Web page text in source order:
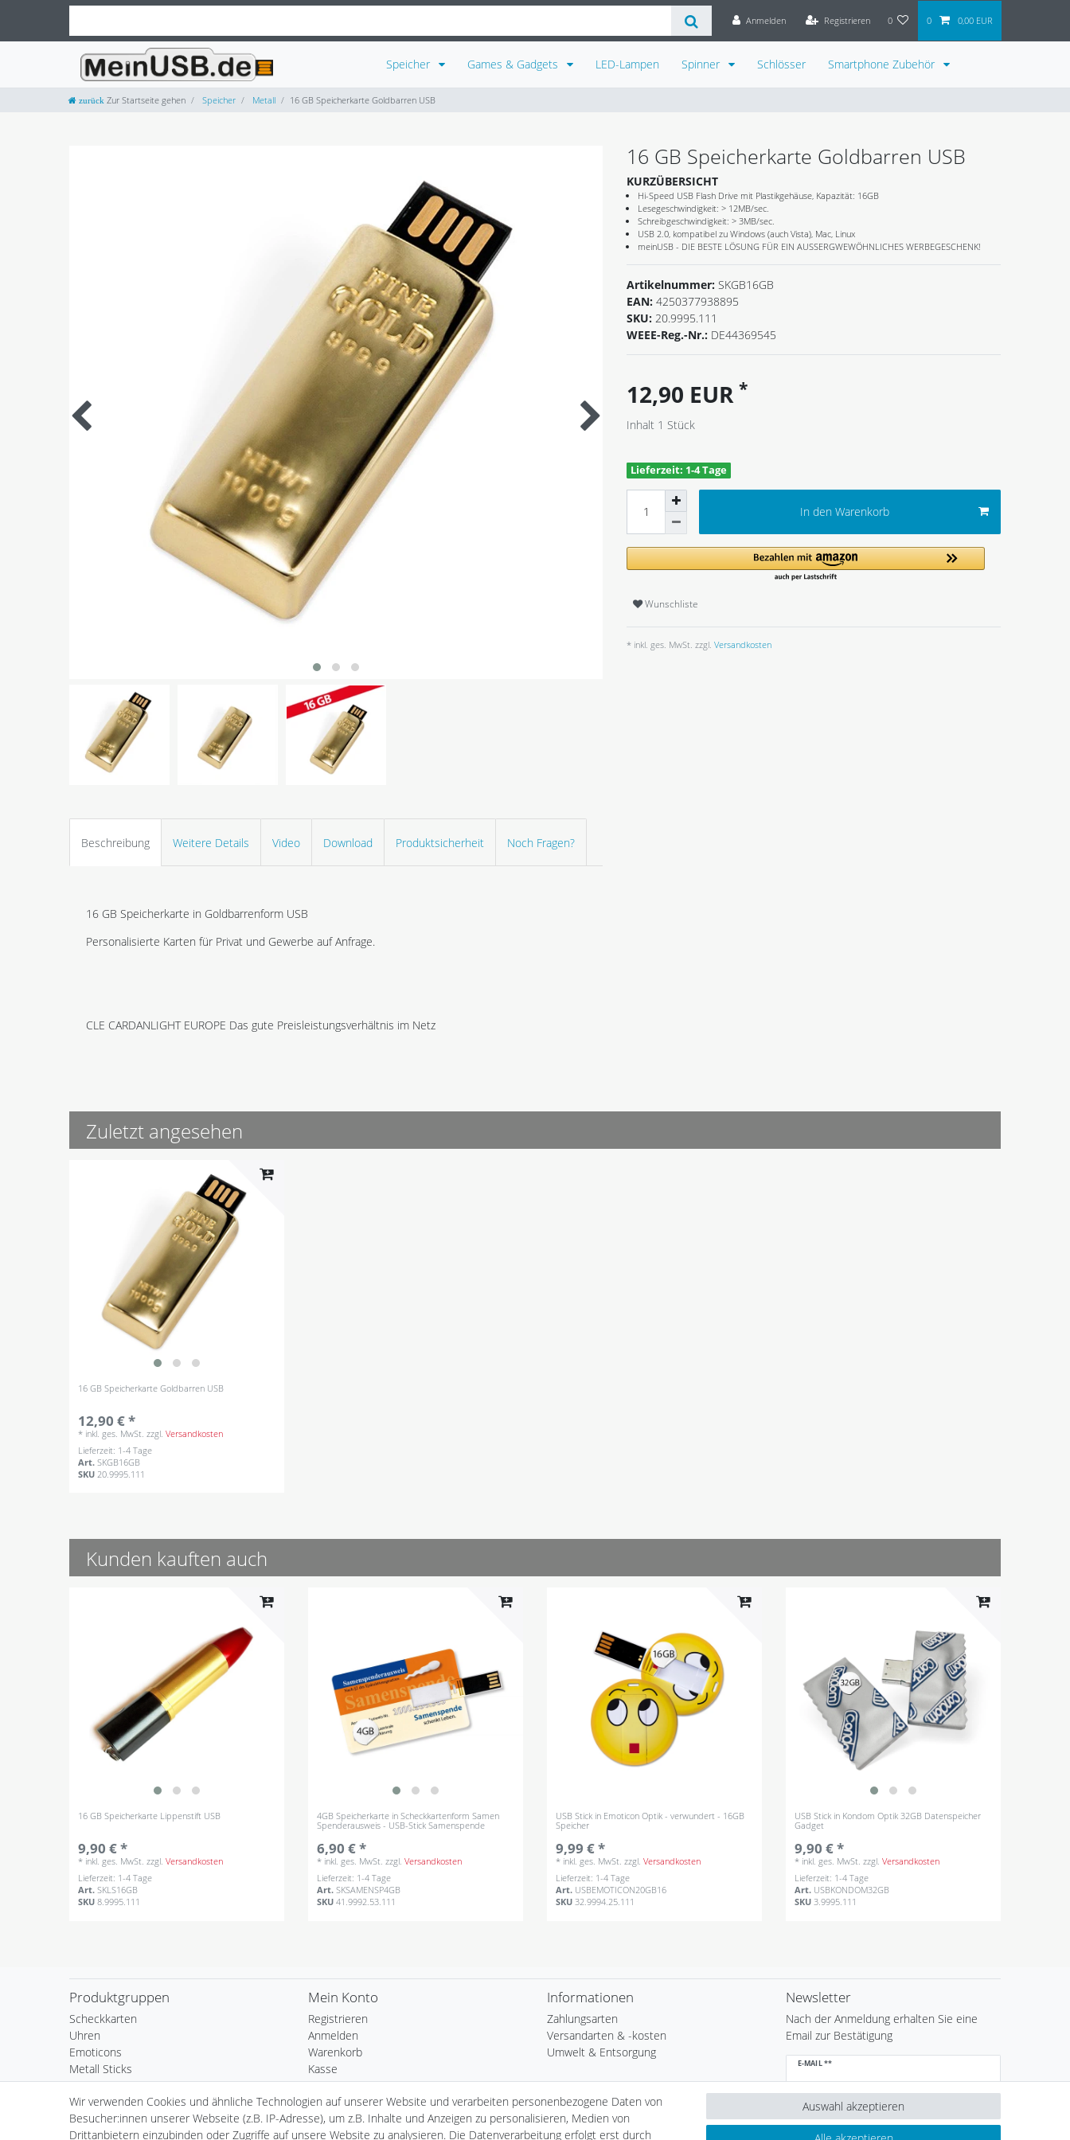
Anmelden Registrieren 0 0 0,00 EUR
Speicher Games & Gadgets LED-Lampen Spinner Schlösser Smartphone Zubehör
Zur Startseite gehen Speicher Metall 16 GB Speicherkarte Goldbarren USB
Beschreibung Weitere Details Video Download Produktsicherheit Noch Fragen?
16 GB Speicherkarte in Goldbarrenform USB
Personalisierte Karten für Privat und Gewerbe auf Anfrage.
CLE CARDANLIGHT EUROPE Das gute Preisleistungsverhältnis im Netz
16 GB Speicherkarte Goldbarren USB
KURZÜBERSICHT
Hi-Speed USB Flash Drive mit Plastikgehäuse, Kapazität: 16GB
Lesegeschwindigkeit: > 12MB/sec.
Schreibgeschwindigkeit: > 3MB/sec.
USB 2.0, kompatibel zu Windows (auch Vista), Mac, Linux
meinUSB - DIE BESTE LÖSUNG FÜR EIN AUSSERGWEWÖHNLICHES WERBEGESCHENK!
Artikelnummer: SKGB16GB
EAN: 4250377938895
SKU: 20.9995.111
WEEE-Reg.-Nr.: DE44369545
12,90 EUR *
Inhalt 1 Stück
Lieferzeit: 1-4 Tage
In den Warenkorb
Wunschliste
* inkl. ges. MwSt. zzgl. Versandkosten
Zuletzt angesehen
16 GB Speicherkarte Goldbarren USB
12,90 € *
* inkl. ges. MwSt. zzgl.Versandkosten
Lieferzeit: 1-4 Tage
Art.SKGB16GB
SKU 20.9995.111
Kunden kauften auch
16 GB Speicherkarte Lippenstift USB
9,90 € *
* inkl. ges. MwSt. zzgl.Versandkosten
Lieferzeit: 1-4 Tage
Art.SKLS16GB
SKU8.9995.111
4GB Speicherkarte in Scheckkartenform Samen
Spenderausweis - USB-Stick Samenspende
6,90 € *
* inkl. ges. MwSt. zzgl.Versandkosten
Lieferzeit: 1-4 Tage
Art.SKSAMENSP4GB
SKU41.9992.53.111
USB Stick in Emoticon Optik - verwundert - 16GB
Speicher
9,99 € *
* inkl. ges. MwSt. zzgl.Versandkosten
Lieferzeit: 1-4 Tage
Art. USBEMOTICON20GB16
SKU32.9994.25.111
USB Stick in Kondom Optik 32GB Datenspeicher
Gadget
9,90 € *
* inkl. ges. MwSt. zzgl.Versandkosten
Lieferzeit: 1-4 Tage
Art. USBKONDOM32GB
SKU3.9995.111
Produktgruppen
Scheckkarten
Uhren
Emoticons
Metall Sticks
Spinner
LED Lampen
Cornhole Wurfspiel
Schlösser
Mein Konto
Registrieren
Anmelden
Warenkorb
Kasse
Wunschliste
Informationen
Zahlungsarten
Versandarten & -kosten
Umwelt & Entsorgung
Newsletter
Nach der Anmeldung erhalten Sie eine
Email zur Bestätigung
E-MAIL **
Newsletter
Honig
Hiermit bestätige ich, dass ich die
erklärunggelesen habe. Meine Einwilligung kann ich
Wir verwenden Cookies und ähnliche Technologien auf unserer Website und verarbeiten personenbezogene Daten von
Besucher:innen unserer Webseite (z.B. IP-Adresse), um z.B. Inhalte und Anzeigen zu personalisieren, Medien von
Drittanbietern einzubinden oder Zugriffe auf unsere Website zu analysieren. Die Datenverarbeitung erfolgt erst durch
Auswahl akzeptieren